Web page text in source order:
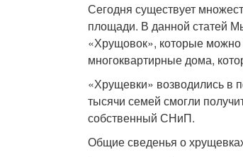
Сегодня существует
площади. В данной статей
«Хрущовок», которые
многоквартирные дома,
«Хрущевки» возводились в
тысячи семей смогли
собственный СНиП.
Общие сведенья о